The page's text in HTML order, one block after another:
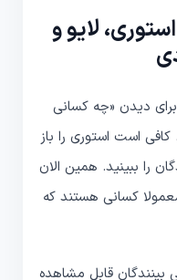
لایو و
دیدن «چه کسانی
است استوری را باز
را ببینید. همین الان
کسانی هستند که
قابل مشاهده